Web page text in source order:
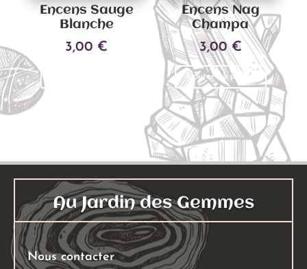
Encens Sauge
Blanche
3,00 €
Encens Nag
Champa
3,00€
Ajouter au panier
Au Jardin des Gemmes
Nous contacter